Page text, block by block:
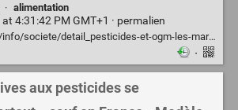
· alimentation
4:31:42 PM GMT+1 · permalien
et-ogm-les-marques-sous-la-loupe-de-greenpeace?id=8194960
·
aux pesticides se